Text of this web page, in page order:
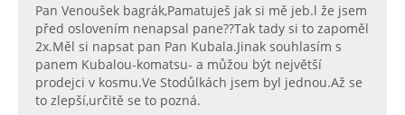
Pan Venoušek bagrák,Pamatuješ jak si mě jeb.l že jsem
před oslovením nenapsal pane??Tak tady si to zapoměl
2x.Měl si napsat pan Pan Kubala.Jinak souhlasím s
panem Kubalou-komatsu- a můžou být největší
prodejci v kosmu.Ve Stodůlkách jsem byl jednou.Až se
to zlepší,určitě se to pozná.